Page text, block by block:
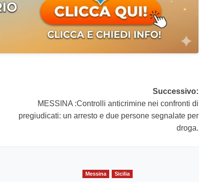
Successivo:
MESSINA :Controlli anticrimine nei confronti di
pregiudicati: un arresto e due persone segnalate per
droga.
Messina Sicilia